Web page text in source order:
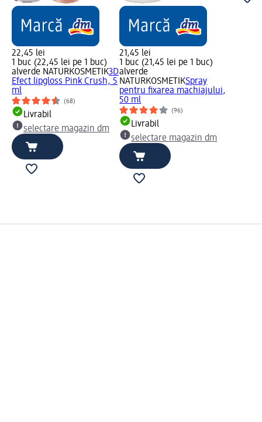
22,45 lei
1 buc (22,45 lei pe 1 buc)
alverde NATURKOSMETIK3D
Efect lipgloss Pink Crush, 5
ml
(68)
Livrabil
selectare magazin dm
21,45 lei
1 buc (21,45 lei pe 1 buc)
alverde
NATURKOSMETIKSpray
pentru fixarea machiajului,
50 ml
(96)
Livrabil
selectare magazin dm